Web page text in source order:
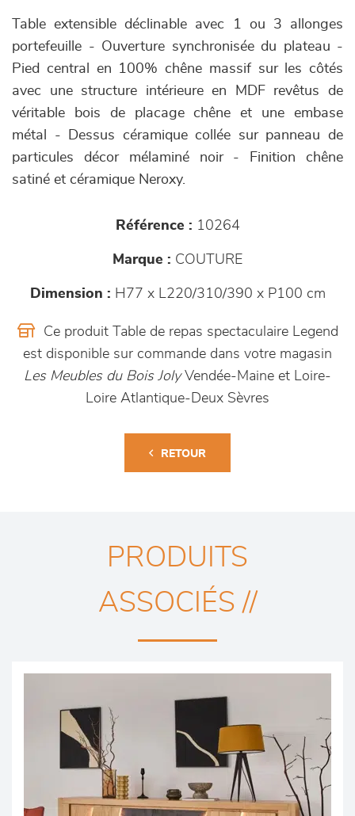
Table extensible déclinable avec 1 ou 3 allonges
portefeuille - Ouverture synchronisée du plateau -
Pied central en 100% chêne massif sur les côtés
avec une structure intérieure en MDF revêtus de
véritable bois de placage chêne et une embase
métal - Dessus céramique collée sur panneau de
particules décor mélaminé noir - Finition chêne
satiné et céramique Neroxy.
Référence : 10264
Marque : COUTURE
Dimension : H77 x L220/310/390 x P100 cm
Ce produit Table de repas spectaculaire Legend
est disponible sur commande dans votre magasin
Les Meubles du Bois JolyVendée-Maine et Loire-
Loire Atlantique-Deux Sèvres
RETOUR
PRODUITS
ASSOCIÉS //